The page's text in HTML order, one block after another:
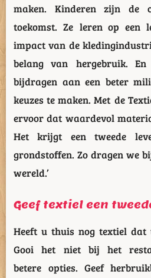
maken. Kinderen zijn de
toekomst. Ze leren op een
impact van de
belang van hergebruik.
bijdragen aan een beter
keuzes te maken. Met de
ervoor dat waardevol
Het krijgt een tweede
grondstoffen. Zo dragen we
wereld.’
Geef textiel een
Heeft u thuis nog textiel dat
Gooi het niet bij het
betere opties. Geef